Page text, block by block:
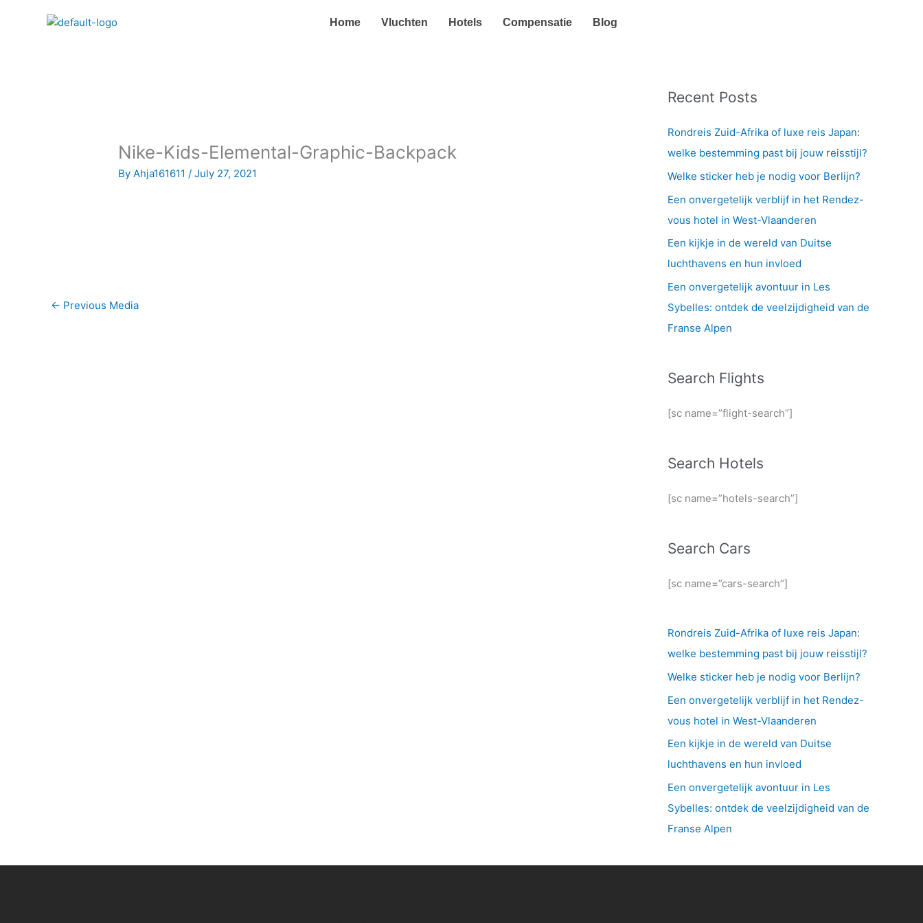
Home Vluchten Hotels Compensatie Blog
Nike-Kids-Elemental-Graphic-Backpack
ByAhja161611/July 27, 2021
← Previous Media
Recent Posts
Rondreis Zuid-Afrika of luxe reis Japan:
welke bestemming past bij jouw reisstijl?
Welke sticker heb je nodig voor Berlijn?
Een onvergetelijk verblijf in het Rendez-
vous hotel in West-Vlaanderen
Een kijkje in de wereld van Duitse
luchthavens en hun invloed
Een onvergetelijk avontuur in Les
Sybelles: ontdek de veelzijdigheid van de
Franse Alpen
Search Flights
[sc name=”flight-search”]
Search Hotels
[sc name=”hotels-search”]
Search Cars
[sc name=”cars-search”]
Rondreis Zuid-Afrika of luxe reis Japan:
welke bestemming past bij jouw reisstijl?
Welke sticker heb je nodig voor Berlijn?
Een onvergetelijk verblijf in het Rendez-
vous hotel in West-Vlaanderen
Een kijkje in de wereld van Duitse
luchthavens en hun invloed
Een onvergetelijk avontuur in Les
Sybelles: ontdek de veelzijdigheid van de
Franse Alpen